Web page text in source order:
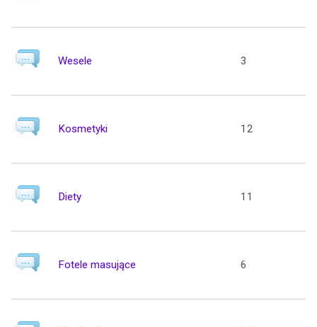
Wesele 3
Kosmetyki 12
Diety 11
Fotele masujące 6